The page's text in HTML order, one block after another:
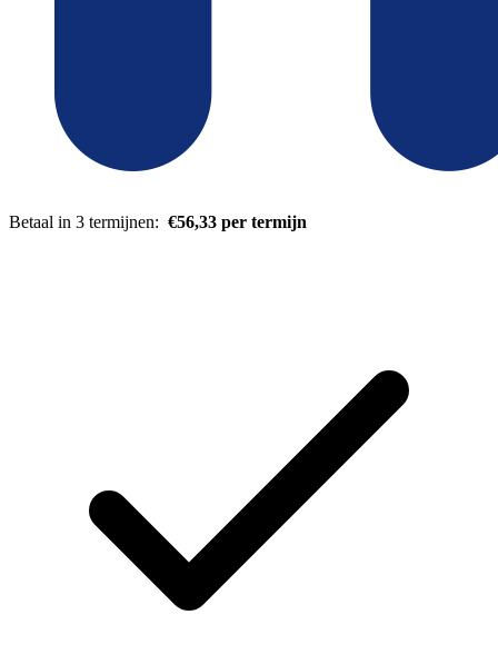
Betaal in 3 termijnen: €56,33 per termijn